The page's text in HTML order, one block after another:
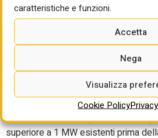
caratteristiche e funzioni.
Accetta
Nega
Visualizza
Cookie Policy
confronto quanto prima.
Infine, la delibera 340/2025 di Arera
a decorrere dal 1° novembre 2025
sanzionatorie, tra cui la sospensione
incentivi e la restituzione del valore
in rete valorizzata a prezzo zonale
dell’impianto non sia il Gse. Ma
riferite solo ai 1.183 produttori di
superiore a 1 MW esistenti prima